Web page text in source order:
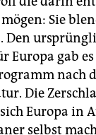
Sie
Den
Europa gab es
nach
Die
Europa in
selbst